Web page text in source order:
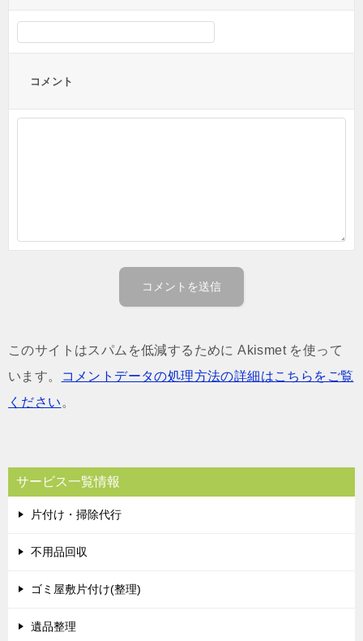
コメント
このサイトはスパムを低減するために Akismet を使って
います。
コメントデータの処理方法の詳細はこちらをご覧
ください 。
サービス一覧情報
片付け・掃除代行
不用品回収
ゴミ屋敷片付け(整理)
遺品整理